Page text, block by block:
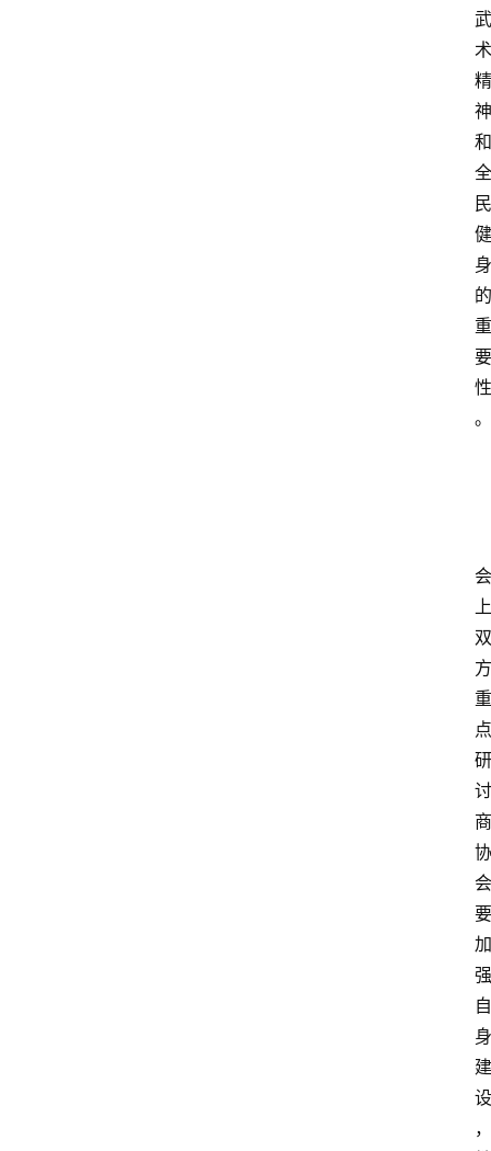
武
术
精
神
和
全
民
健
身
的
重
要
性
。
会
上
双
方
重
点
研
讨
商
协
会
要
加
强
自
身
建
设
，